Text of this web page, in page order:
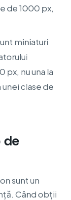
de 1000 px,
miniaturi
nu una la
clase de
de
sunt un
Când obții